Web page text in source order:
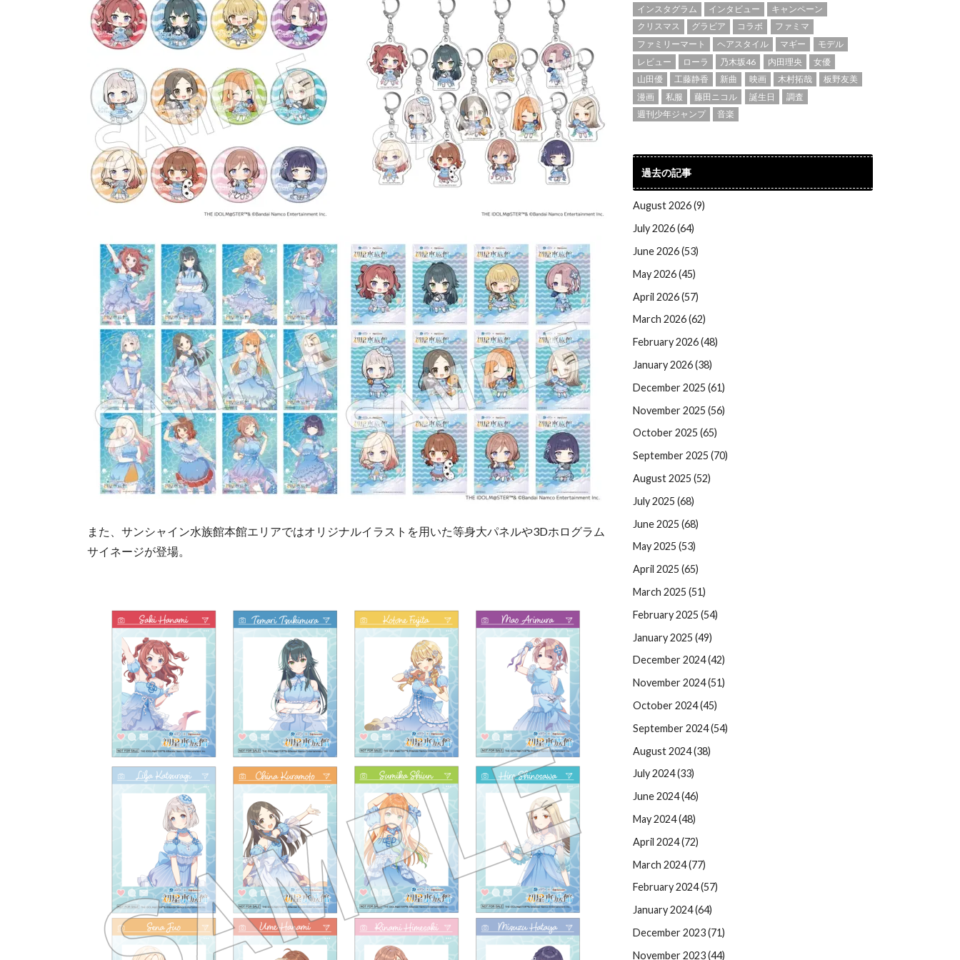
また、サンシャイン水族館本館エリアではオリジナルイラストを用いた等身大パネルや3Dホログラム
サイネージが登場。
インスタグラム インタビュー
キャンペーン
クリスマス
グラビア コラボ
ファミマ
ファミリーマート
ヘアスタイル マギー
モデル
レビュー
ローラ 乃木坂46 内田理央
女優
山田優
工藤静香 新曲 映画 木村拓哉
板野友美
漫画
私服 藤田ニコル 誕生日
調査
週刊少年ジャンプ
音楽
過去の記事
August 2026 (9)
July 2026 (64)
June 2026 (53)
May 2026 (45)
April 2026 (57)
March 2026 (62)
February 2026 (48)
January 2026 (38)
December 2025 (61)
November 2025 (56)
October 2025 (65)
September 2025 (70)
August 2025 (52)
July 2025 (68)
June 2025 (68)
May 2025 (53)
April 2025 (65)
March 2025 (51)
February 2025 (54)
January 2025 (49)
December 2024 (42)
November 2024 (51)
October 2024 (45)
September 2024 (54)
August 2024 (38)
July 2024 (33)
June 2024 (46)
May 2024 (48)
April 2024 (72)
March 2024 (77)
February 2024 (57)
January 2024 (64)
December 2023 (71)
November 2023 (44)